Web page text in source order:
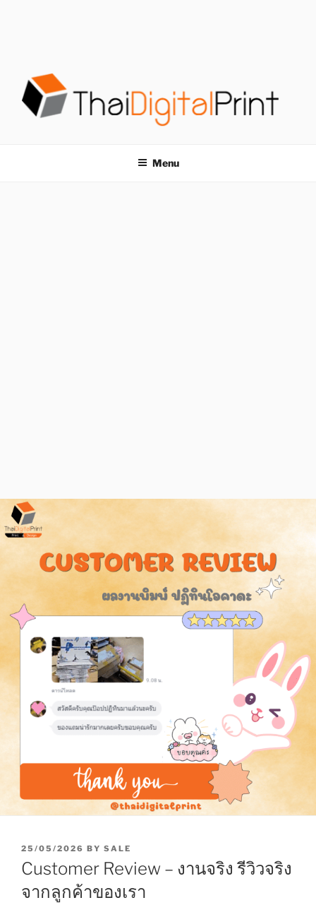
THAIDIGITALPRINT
Menu
P
O
S
T
E
25/05/2026 BY SALE
Customer Review – งานจริง รีวิวจริง
จากลูกค้าของเรา